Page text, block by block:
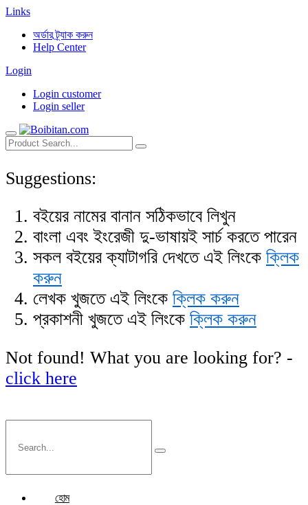
Links
অর্ডার ট্র্যাক করুন
Help Center
Login
Login customer
Login seller
Suggestions:
বইয়ের নামের বানান সঠিকভাবে লিখুন
বাংলা এবং ইংরেজী দু-ভাষায়ই সার্চ করতে পারেন
সকল বইয়ের ক্যাটাগরি দেখতে এই লিংকে ক্লিক
করুন
লেখক খুজতে এই লিংকে ক্লিক করুন
প্রকাশনী খুজতে এই লিংকে ক্লিক করুন
Not found! What you are looking for? -
click here
হোম